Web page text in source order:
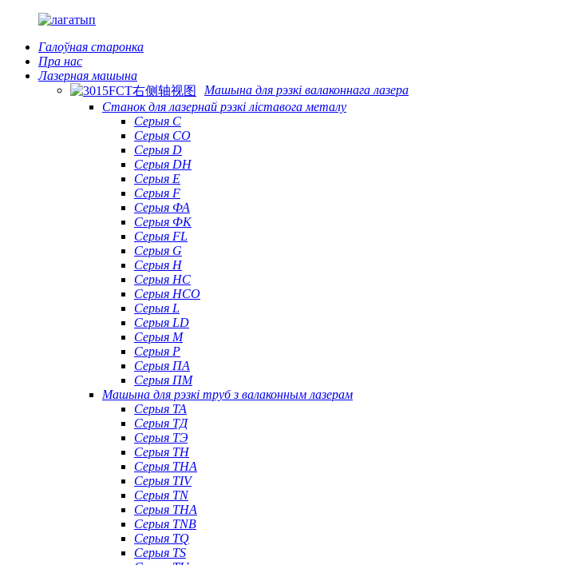
Галоўная старонка
Пра нас
Лазерная машына
Машына для рэзкі валаконнага лазера
Станок для лазернай рэзкі ліставога металу
Серыя С
Серыя CO
Серыя D
Серыя DH
Серыя Е
Серыя F
Серыя ФА
Серыя ФК
Серыя FL
Серыя G
Серыя H
Серыя HC
Серыя HCO
Серыя L
Серыя LD
Серыя М
Серыя P
Серыя ПА
Серыя ПМ
Машына для рэзкі труб з валаконным лазерам
Серыя ТА
Серыя ТД
Серыя ТЭ
Серыя TH
Серыя THA
Серыя TIV
Серыя TN
Серыя ТНА
Серыя TNB
Серыя TQ
Серыя TS